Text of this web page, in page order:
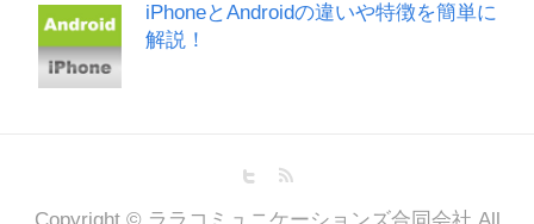
iPhoneとAndroidの違いや特徴を簡単に
解説！